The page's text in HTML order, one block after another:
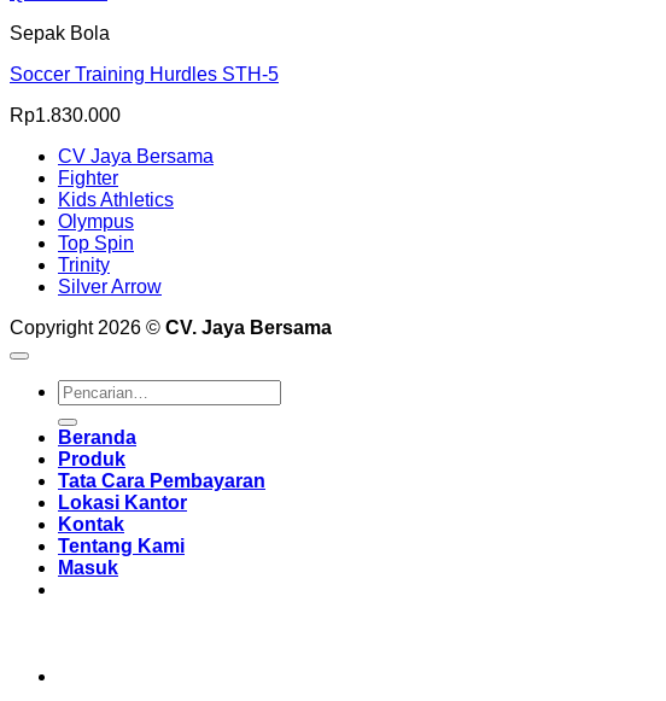
Sepak Bola
Soccer Training Hurdles STH-5
Rp1.830.000
CV Jaya Bersama
Fighter
Kids Athletics
Olympus
Top Spin
Trinity
Silver Arrow
Copyright 2026 © CV. Jaya Bersama
Pencarian
untuk:
Beranda
Produk
Tata Cara Pembayaran
Lokasi Kantor
Kontak
Tentang Kami
Masuk